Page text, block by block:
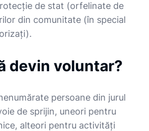
de stat (orfelinate de
din comunitate (în special
devin voluntar?
persoane din jurul
de sprijin, uneori pentru
alteori pentru activități